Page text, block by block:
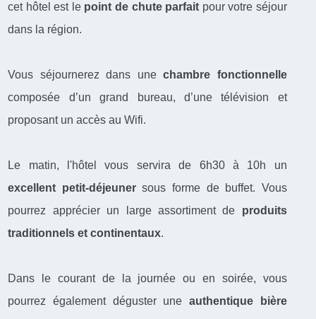
cet hôtel est le point de chute parfait pour votre séjour
dans la région.
Vous séjournerez dans unechambre fonctionnelle
composée d’un grand bureau, d’une télévision et
proposant un accès au Wifi.
Le matin, l'hôtel vous servira de 6h30 à 10h un
excellent petit-déjeunersous forme de buffet. Vous
pourrez apprécier un large assortiment de produits
traditionnels et continentaux.
Dans le courant de la journée ou en soirée, vous
pourrez également déguster uneauthentique bière